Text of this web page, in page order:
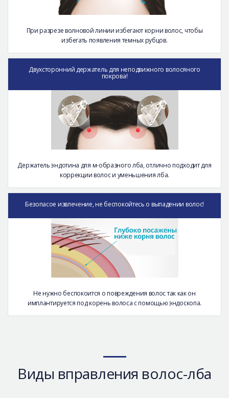
При разрезе волновой линии избегают корни волос, чтобы
избегать появления темных рубцов.
Двухсторонний держатель для неподвижного волосяного
покрова!
Держатель эндотина для м-образного лба, отлично подходит для
коррекции волос и уменьшения лба.
Безопасое извлечение, не беспокойтесь о выпадении волос!
Не нужно беспокоится о повреждения волос так как он
имплантируется под корень волоса с помощью эндоскопа.
Виды вправления волос-лба